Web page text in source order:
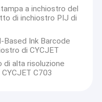
a inchiostro del
di inchiostro PIJ di
Ink Barcode
di CYCJET
alta risoluzione
C703